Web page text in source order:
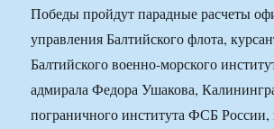
Победы пройдут парадные расчеты
управления Балтийского флота,
Балтийского военно-морского
адмирала Федора Ушакова,
пограничного института ФСБ России,